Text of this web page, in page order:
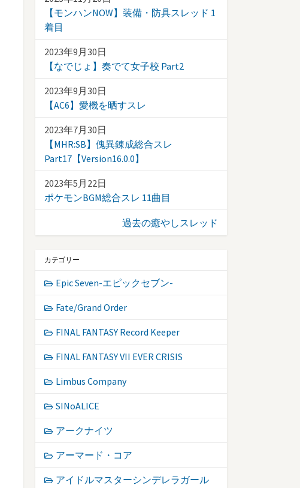
【モンハンNOW】装備・防具スレッド 1
着目
2023年9月30日
【なでじょ】奏でて女子校 Part2
2023年9月30日
【AC6】愛機を晒すスレ
2023年7月30日
【MHR:SB】傀異錬成総合スレ
Part17【Version16.0.0】
2023年5月22日
ポケモンBGM総合スレ 11曲目
過去の癒やしスレッド
カテゴリー
Epic Seven-エピックセブン-
Fate/Grand Order
FINAL FANTASY Record Keeper
FINAL FANTASY VII EVER CRISIS
Limbus Company
SINoALICE
アークナイツ
アーマード・コア
アイドルマスターシンデレラガール